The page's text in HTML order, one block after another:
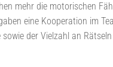
mehr die motorischen
eine Kooperation im
der Vielzahl an